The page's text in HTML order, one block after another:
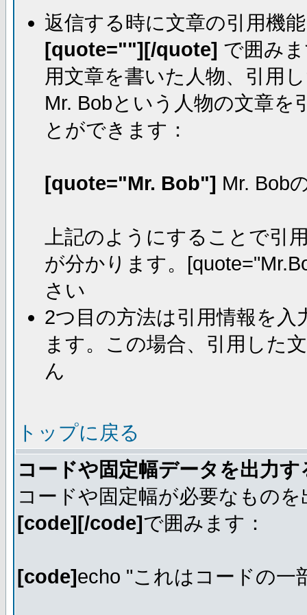
返信する時に文章の引用機
[quote=""][/quote] で囲み
用文章を書いた人物、引用
Mr. Bobという人物の文章
とができます：
[quote="Mr. Bob"] Mr. Bob
上記のようにすることで引
が分かります。
さい
2つ目の方法は引用情報を入
ます。この場合、引用した
ん
トップに戻る
コードや固定幅データを出力す
コードや固定幅が必要なもの
[code][/code]で囲みます：
[code]echo "これはコードの一